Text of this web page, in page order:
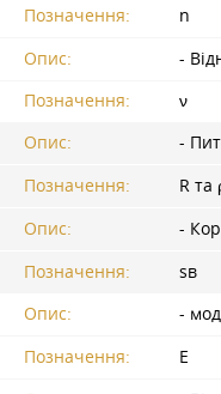
Позначення:
n
Опис:
-
Позначення:
ν
Опис:
-
Позначення:
R та
Опис:
-
Позначення:
sв
Опис:
-
Позначення:
E